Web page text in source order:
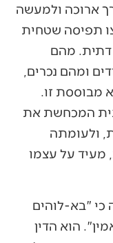
ארוכה ולמעשה
תפיסה שטחית
דתית. מהם
ומהם נכרים,
מבוססת זו.
המכחשת את
ולעומתה
מעיד על עצמו
כי "בא-לוהים
הוא הדין